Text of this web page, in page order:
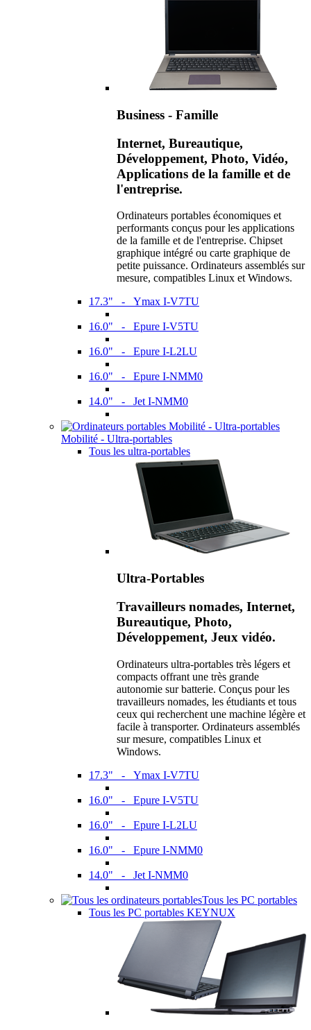
Business - Famille
Internet, Bureautique,
Développement, Photo, Vidéo,
Applications de la famille et de
l'entreprise.
Ordinateurs portables économiques et
performants conçus pour les applications
de la famille et de l'entreprise. Chipset
graphique intégré ou carte graphique de
petite puissance. Ordinateurs assemblés sur
mesure, compatibles Linux et Windows.
17.3" - Ymax I-V7TU
16.0" - Epure I-V5TU
16.0" - Epure I-L2LU
16.0" - Epure I-NMM0
14.0" - Jet I-NMM0
Mobilité - Ultra-portables
Tous les ultra-portables
Ultra-Portables
Travailleurs nomades, Internet,
Bureautique, Photo,
Développement, Jeux vidéo.
Ordinateurs ultra-portables très légers et
compacts offrant une très grande
autonomie sur batterie. Conçus pour les
travailleurs nomades, les étudiants et tous
ceux qui recherchent une machine légère et
facile à transporter. Ordinateurs assemblés
sur mesure, compatibles Linux et
Windows.
17.3" - Ymax I-V7TU
16.0" - Epure I-V5TU
16.0" - Epure I-L2LU
16.0" - Epure I-NMM0
14.0" - Jet I-NMM0
Tous les PC portables
Tous les PC portables KEYNUX